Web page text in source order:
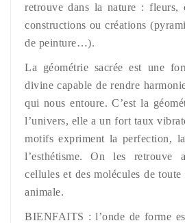
retrouve dans la nature : fleurs,
constructions ou créations
de peinture…).
La géométrie sacrée est une
divine capable de rendre
qui nous entoure. C’est la
l’univers, elle a un fort taux
motifs expriment la perfection,
l’esthétisme. On les retrouve
cellules et des molécules de
animale.
BIENFAITS : l’onde de forme